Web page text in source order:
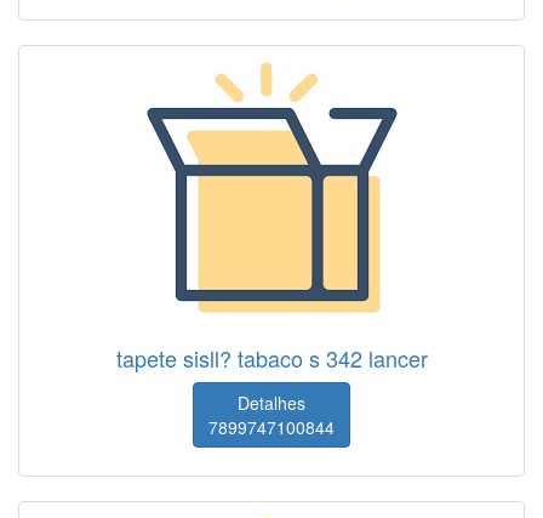
tapete sisll? tabaco s 342 lancer
Detalhes
7899747100844